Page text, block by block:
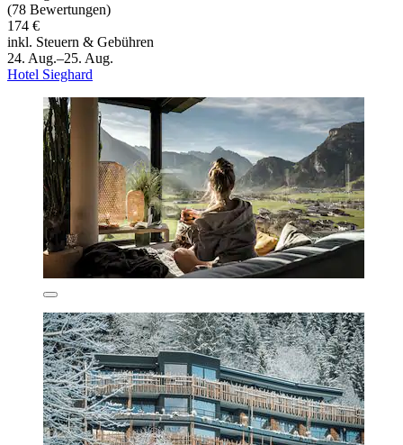
(78 Bewertungen)
174 €
inkl. Steuern & Gebühren
24. Aug.–25. Aug.
Hotel Sieghard